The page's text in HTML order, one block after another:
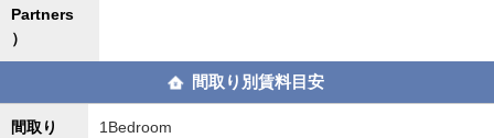
Partners
）
間取り別賃料目安
間取り 1Bedroom